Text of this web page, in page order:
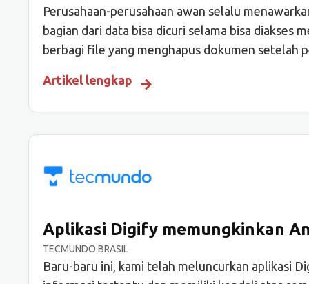
Perusahaan-perusahaan awan selalu
bagian dari data bisa dicuri selama bisa diakses
berbagi file yang menghapus dokumen setelah
Artikel lengkap
Aplikasi Digify memungkinkan
TECMUNDO BRASIL
Baru-baru ini, kami telah meluncurkan aplikasi